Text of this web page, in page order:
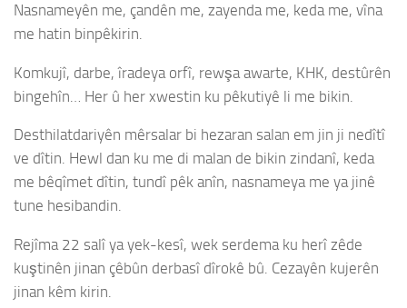
Nasnameyên me, çandên me, zayenda me, keda me, vîna
me hatin binpêkirin.
Komkujî, darbe, îradeya orfî, rewşa awarte, KHK, destûrên
bingehîn… Her û her xwestin ku pêkutiyê li me bikin.
Desthilatdariyên mêrsalar bi hezaran salan em jin ji nedîtî
ve dîtin. Hewl dan ku me di malan de bikin zindanî, keda
me bêqîmet dîtin, tundî pêk anîn, nasnameya me ya jinê
tune hesibandin.
Rejîma 22 salî ya yek-kesî, wek serdema ku herî zêde
kuştinên jinan çêbûn derbasî dîrokê bû. Cezayên kujerên
jinan kêm kirin.